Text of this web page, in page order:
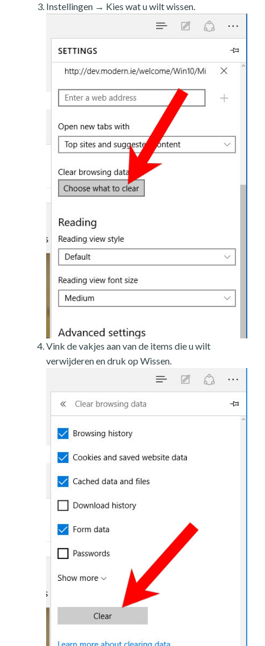
Instellingen → Kies wat u wilt wissen.
Vink de vakjes aan van de items die u wilt
verwijderen en druk op Wissen.